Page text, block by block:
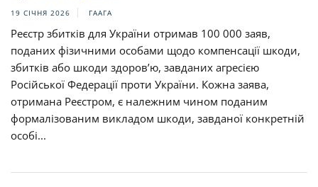
19 СІЧНЯ 2026 ГААГА
Реєстр збитків для України отримав 100 000 заяв,
поданих фізичними особами щодо компенсації шкоди,
збитків або шкоди здоров’ю, завданих агресією
Російської Федерації проти України. Кожна заява,
отримана Реєстром, є належним чином поданим
формалізованим викладом шкоди, завданої конкретній
особі...